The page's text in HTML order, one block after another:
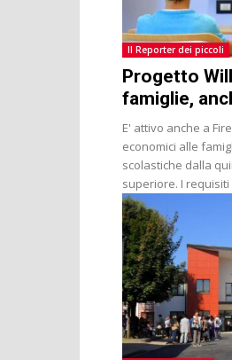
Il Reporter dei piccoli
Progetto
famiglie,
E' attivo anche a
economici alle
scolastiche dalla
superiore. I